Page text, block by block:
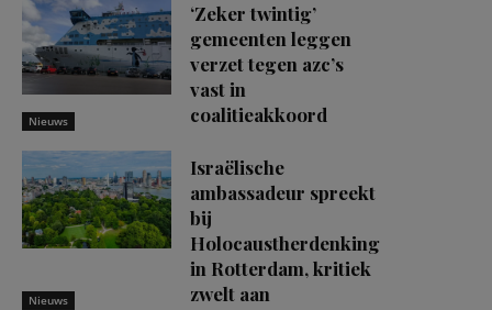
Nieuws
‘Zeker twintig’
gemeenten leggen
verzet tegen azc’s
vast in
coalitieakkoord
Nieuws
Israëlische
ambassadeur spreekt
bij
Holocaustherdenking
in Rotterdam, kritiek
zwelt aan